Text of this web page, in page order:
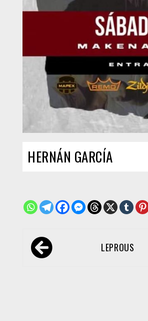
HERNÁN GARCÍA
Navegación
de LEPROUS